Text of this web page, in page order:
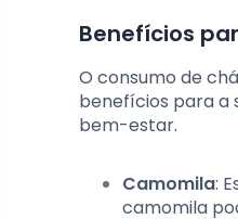
Benefícios
O consumo de
benefícios para a
bem-estar.
Camomila:
camomila